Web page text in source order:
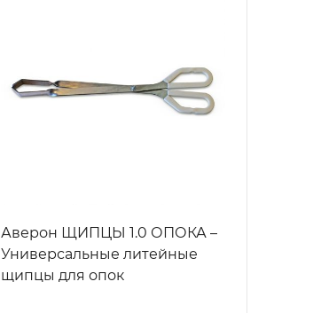
Аверон ЩИПЦЫ 1.0 ОПОКА –
Универсальные литейные
щипцы для опок